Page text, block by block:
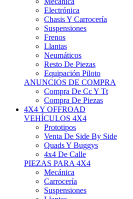
Electrónica
Chasis Y Carrocería
Suspensiones
Frenos
Llantas
Neumáticos
Resto De Piezas
Equipación Piloto
ANUNCIOS DE COMPRA
Compra De Cc Y Tt
Compra De Piezas
4X4 Y OFFROAD
VEHÍCULOS 4X4
Prototipos
Venta De Side By Side
Quads Y Buggys
4x4 De Calle
PIEZAS PARA 4X4
Mecánica
Carrocería
Suspensiones